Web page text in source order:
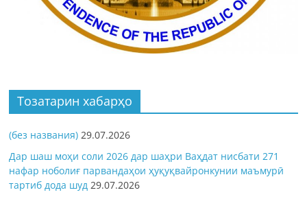
Тозатарин хабарҳо
(без названия) 29.07.2026
Дар шаш моҳи соли 2026 дар шаҳри Ваҳдат нисбати 271
нафар ноболиғ парвандаҳои ҳуқуқвайронкунии маъмурӣ
тартиб дода шуд 29.07.2026